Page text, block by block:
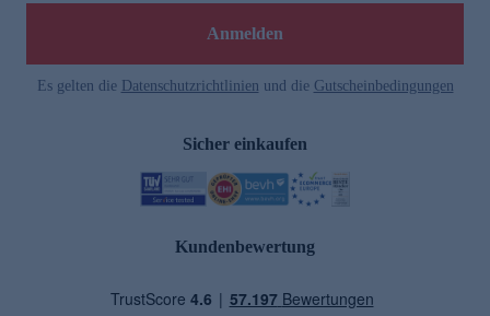
Anmelden
Es gelten die Datenschutzrichtlinien und die Gutscheinbedingungen
Sicher einkaufen
Kundenbewertung